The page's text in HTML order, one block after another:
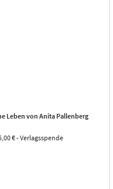
Leben von Anita Pallenberg
€ - Verlagsspende